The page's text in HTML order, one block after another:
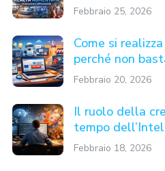
Febbraio 25, 2026
Come si
perché non
Febbraio 20, 2026
Il ruolo della
tempo
Febbraio 18, 2026